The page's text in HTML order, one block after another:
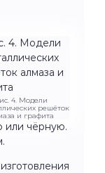
4. Модели
решёток
и графита
или чёрную.